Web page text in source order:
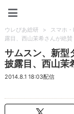
ウレぴあ総研 > スマホ
露目、西山茉希さんが絶賛
サムスン、新型
披露目、西山茉
2014.8.1 18:03配信